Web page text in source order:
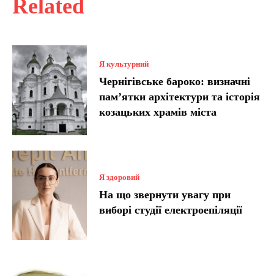
Related
Я культурний
Чернігівське бароко: визначні
пам’ятки архітектури та історія
козацьких храмів міста
Я здоровий
На що звернути увагу при
виборі студії електроепіляції